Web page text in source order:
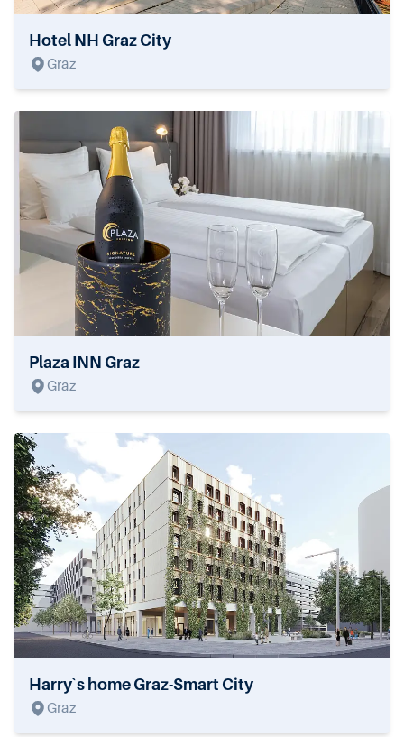
Hotel NH Graz City
Graz
Plaza INN Graz
Graz
Harry`s home Graz-Smart City
Graz